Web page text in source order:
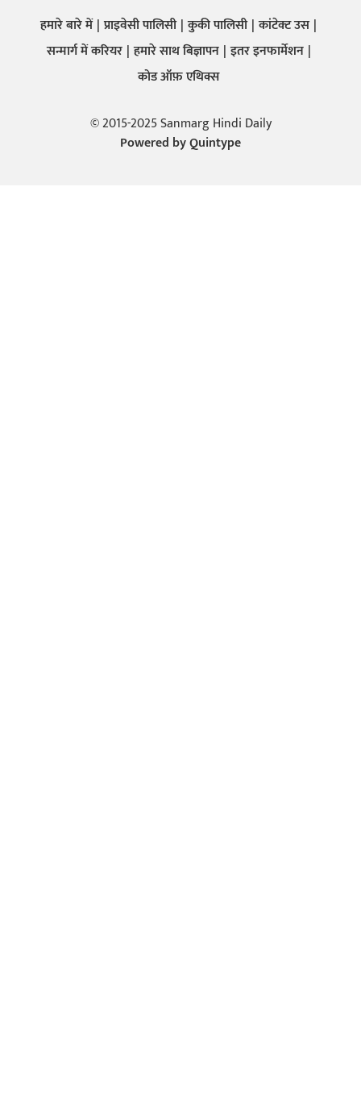
हमारे बारे में प्राइवेसी पालिसी कुकी पालिसी कांटेक्ट उस
सन्मार्ग में करियर हमारे साथ बिज्ञापन इतर इनफार्मेशन
कोड ऑफ़ एथिक्स
© 2015-2025 Sanmarg Hindi Daily
Powered byQuintype